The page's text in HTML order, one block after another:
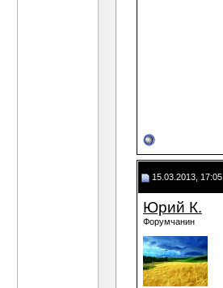
15.03.2013, 17:05
Юрий К.
Форумчанин